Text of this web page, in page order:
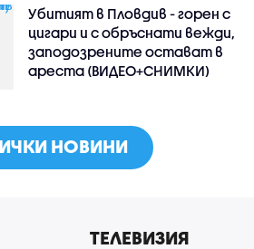
Убитият в Пловдив - горен с
цигари и с обръснати вежди,
заподозрените остават в
ареста (ВИДЕО+СНИМКИ)
НОВИНИ
ТЕЛЕВИЗИЯ